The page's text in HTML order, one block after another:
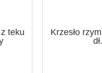
teku
Krzesło